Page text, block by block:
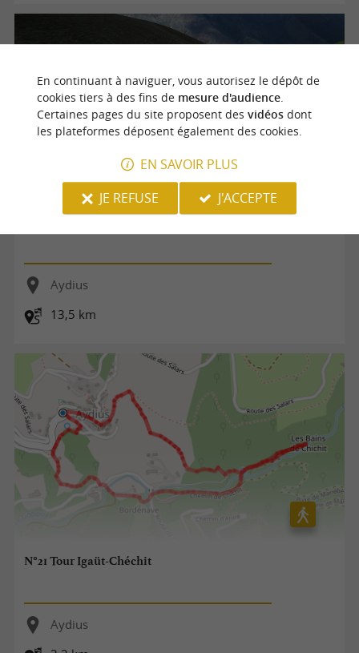
Aydius
13,5 km
N°21 Tour Igaüt-Chéchit
Aydius
En continuant à naviguer, vous autorisez le dépôt de
cookies tiers à des fins de mesure d'audience.
Certaines pages du site proposent des vidéosdont
les plateformes déposent également des cookies.
EN SAVOIR PLUS
JE REFUSE
J'ACCEPTE